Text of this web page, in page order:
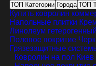
ТОП Категории Города ТОП
Купить ковролин
Напольные плитки
Линолеум
Половое покритие
Грязезащитные
Ковролин на пол Киев